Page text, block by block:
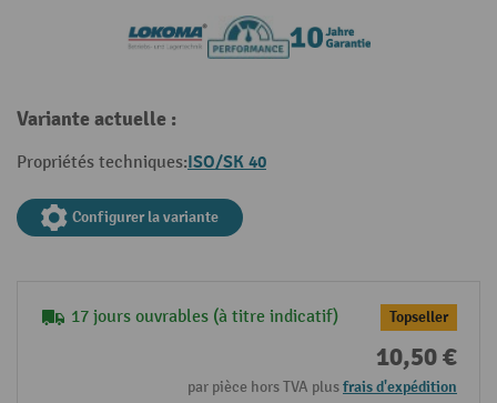
Variante actuelle :
Propriétés techniques:ISO/SK 40
Configurer la variante
17 jours ouvrables (à titre indicatif) Topseller
10,50 €
par pièce hors TVA plusfrais d'expédition